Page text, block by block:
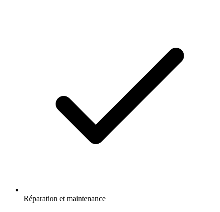
Réparation et maintenance